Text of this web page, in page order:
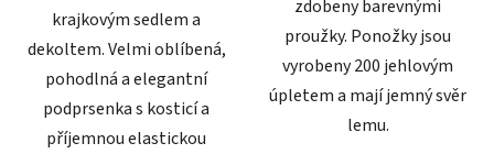
krajkovým sedlem a
dekoltem. Velmi oblíbená,
pohodlná a elegantní
podprsenka s kosticí a
příjemnou elastickou
zdobeny barevnými
proužky. Ponožky jsou
vyrobeny 200 jehlovým
úpletem a mají jemný svěr
lemu.